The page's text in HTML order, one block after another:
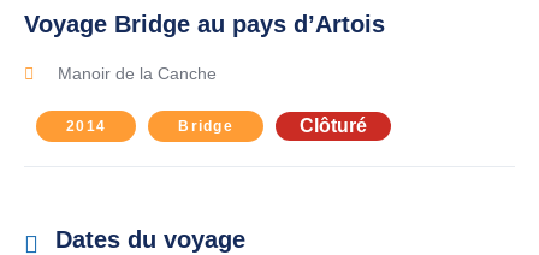
Voyage Bridge au pays d’Artois
Manoir de la Canche
2014 Bridge Clôturé
Dates du voyage